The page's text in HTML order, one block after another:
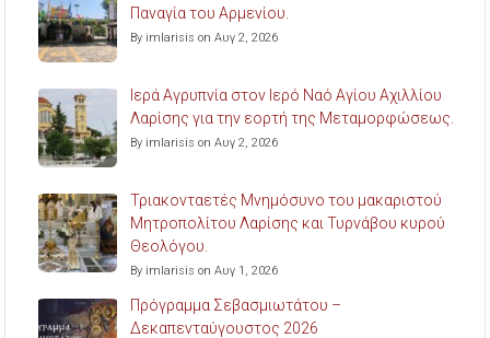
Παναγία του Αρμενίου.
By imlarisis on Αυγ 2, 2026
Ιερά Αγρυπνία στον Ιερό Ναό Αγίου Αχιλλίου
Λαρίσης για την εορτή της Μεταμορφώσεως.
By imlarisis on Αυγ 2, 2026
Τριακονταετές Μνημόσυνο του μακαριστού
Μητροπολίτου Λαρίσης και Τυρνάβου κυρού
Θεολόγου.
By imlarisis on Αυγ 1, 2026
Πρόγραμμα Σεβασμιωτάτου –
Δεκαπενταύγουστος 2026